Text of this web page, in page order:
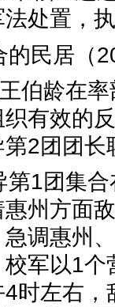
处置，
的民居（
伯龄在
有效的
2团团长
1团集
州方面
调惠州
军以1
时左右